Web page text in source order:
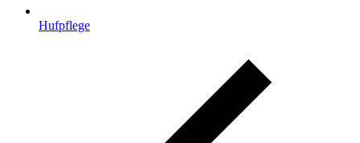
Hufpflege